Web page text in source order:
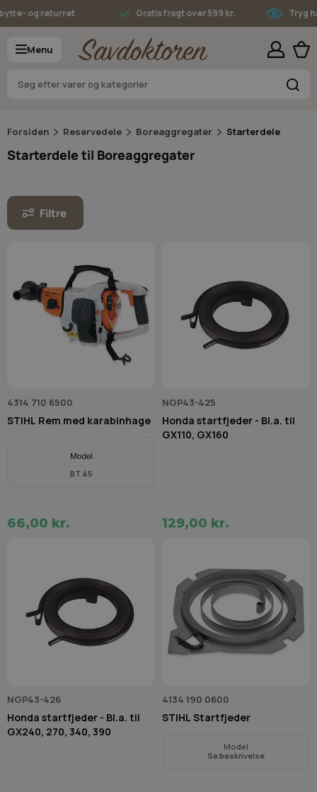
Skip to Content
og returret Gratis fragt over 599 kr. Tryg
Menu
Forsiden Reservedele Boreaggregater Starterdele
Starterdele til Boreaggregater
Filtre
4314 710 6500
STIHL Rem med karabinhage
BT 45
66,00 kr.
NGP43-425
Honda startfjeder - Bl.a. til
GX110, GX160
129,00 kr.
NGP43-426
Honda startfjeder - Bl.a. til
GX240, 270, 340, 390
4134 190 0600
STIHL Startfjeder
Model
Se beskrivelse